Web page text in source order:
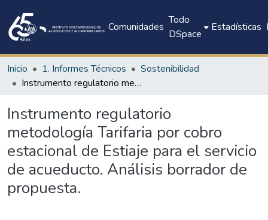
Comunidades
Todo
DSpace
Estadísticas
Inicio 1. Informes Técnicos
Sostenibilidad
Instrumento regulatorio metodología Tarifaria por cobro estacional de Estiaje para el servicio de acueducto. Análisis borrador de propuesta.
Instrumento regulatorio
metodología Tarifaria por cobro
estacional de Estiaje para el servicio
de acueducto. Análisis borrador de
propuesta.